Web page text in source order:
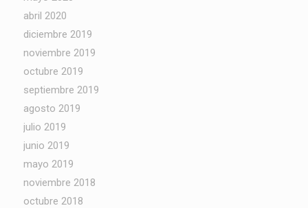
abril 2020
diciembre 2019
noviembre 2019
octubre 2019
septiembre 2019
agosto 2019
julio 2019
junio 2019
mayo 2019
noviembre 2018
octubre 2018